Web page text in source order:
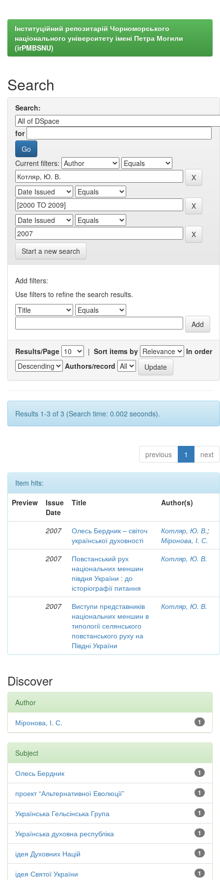
Інституційний репозитарій Чорноморського
національного університету імені Петра Могили
(irPMBSNU)
Search
Search:
for
Current filters:
Start a new search
Add filters:
Use filters to refine the search results.
Results/Page | Sort items by
In order
Authors/record
Results 1-3 of 3 (Search time: 0.002 seconds).
previous 1 next
Item hits:
Preview
Issue
Date
Title Author(s)
2007
Олесь Бердник – світоч
української духовності
Котляр, Ю. В.;
Міронова, І. С.
2007
Повстанський рух
національних меншин
півдня України : до
історіографії питання
Котляр, Ю. В.
2007
Виступи представників
національних меншин в
типології селянського
повстанського руху на
Півдні України
Котляр, Ю. В.
Discover
Author
1
Міронова, І. С.
Subject
1
Олесь Бердник
1
проект “Альтернативної Еволюції”
1
Українська Гельсінська Група
1
Українська духовна республіка
1
ідея Духовних Націй
1
ідея Святої України